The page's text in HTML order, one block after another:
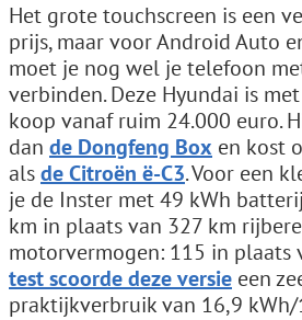
Het grote touchscreen is een
prijs, maar voor Android Auto
moet je nog wel je telefoon
verbinden. Deze Hyundai is
koop vanaf ruim 24.000 euro.
dan de Dongfeng Box en kost
alsde Citroën ë-C3. Voor een
je de Inster met 49 kWh
km in plaats van 327 km
motorvermogen: 115 in plaats
test scoorde deze versie een
praktijkverbruik van 16,9